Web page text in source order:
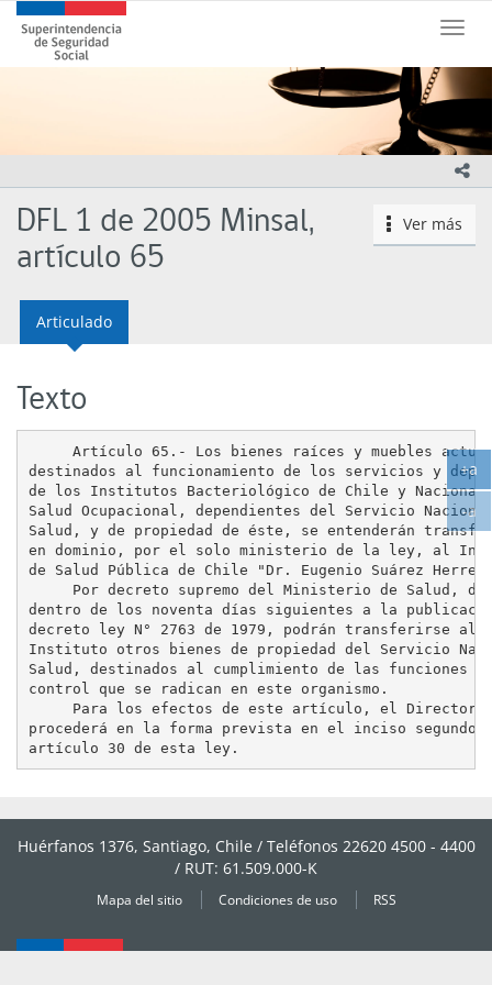
principal
Toggle
Superintendencia
de
Seguridad
Gobierno
Chile
icono
Ver más
DFL 1 de 2005 Minsal,
artículo 65
Articulado
Texto
Artículo 65.- Los bienes raíces y muebles
destinados al funcionamiento de los servicios y
de los Institutos Bacteriológico de Chile y Nacional
Salud Ocupacional, dependientes del Servicio
Salud, y de propiedad de éste, se entenderán
en dominio, por el solo ministerio de la ley, al
de Salud Pública de Chile "Dr. Eugenio Suárez
Por decreto supremo del Ministerio de Salud,
dentro de los noventa días siguientes a la
decreto ley N° 2763 de 1979, podrán transferirse al
Instituto otros bienes de propiedad del Servicio
Salud, destinados al cumplimiento de las funciones
control que se radican en este organismo.
     Para los efectos de este artículo, el Director
procederá en la forma prevista en el inciso segundo
Huérfanos 1376, Santiago, Chile / Teléfonos 22620 4500 - 4400
/ RUT: 61.509.000-K
Mapa del sitio Condiciones de uso RSS
+a
-a